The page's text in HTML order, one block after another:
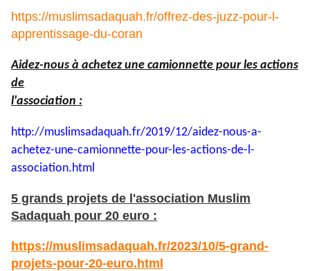
https://muslimsadaquah.fr/offrez-des-juzz-pour-l-
apprentissage-du-coran
Aidez-nous à achetez une camionnette pour les actions
de
l'association :
http://muslimsadaquah.fr/2019/12/aidez-nous-a-
achetez-une-camionnette-pour-les-actions-de-l-
association.html
5 grands projets de l'association Muslim
Sadaquah pour 20 euro :
https://muslimsadaquah.fr/2023/10/5-grand-
projets-pour-20-euro.html